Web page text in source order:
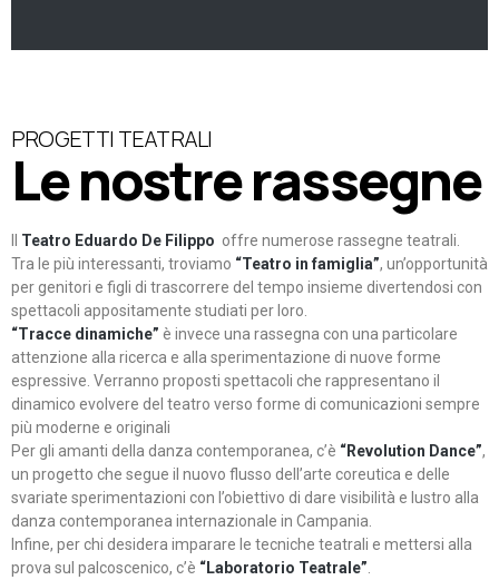
PROGETTI TEATRALI
Le nostre rassegne
Teatro Eduardo De Filippo offre numerose rassegne teatrali.
Tra le più interessanti, troviamo “Teatro in famiglia”, un’opportunità
per genitori e figli di trascorrere del tempo insieme divertendosi con
spettacoli appositamente studiati per loro.
“Tracce dinamiche” è invece una rassegna con una particolare
attenzione alla ricerca e alla sperimentazione di nuove forme
espressive. Verranno proposti spettacoli che rappresentano il
dinamico evolvere del teatro verso forme di comunicazioni sempre
più moderne e originali
Per gli amanti della danza contemporanea, c’è “Revolution Dance”,
un progetto che segue il nuovo flusso dell’arte coreutica e delle
svariate sperimentazioni con l’obiettivo di dare visibilità e lustro alla
danza contemporanea internazionale in Campania.
Infine, per chi desidera imparare le tecniche teatrali e mettersi alla
prova sul palcoscenico, c’è “Laboratorio Teatrale”